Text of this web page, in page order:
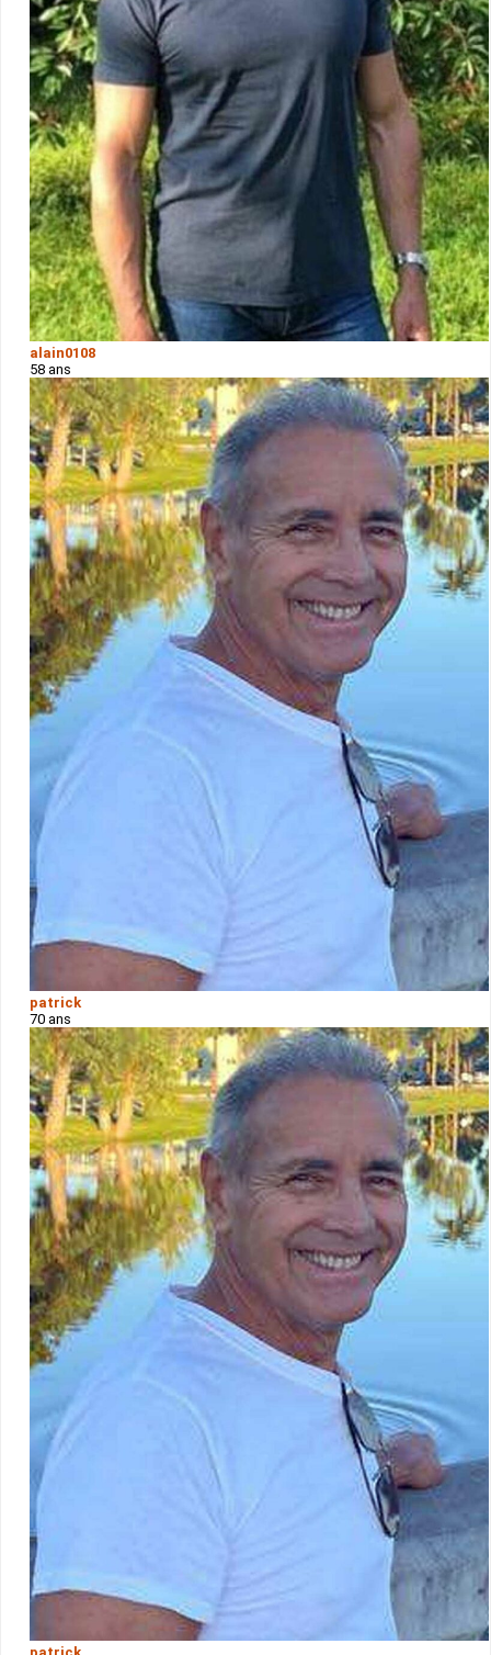
alain0108
58 ans
patrick
70 ans